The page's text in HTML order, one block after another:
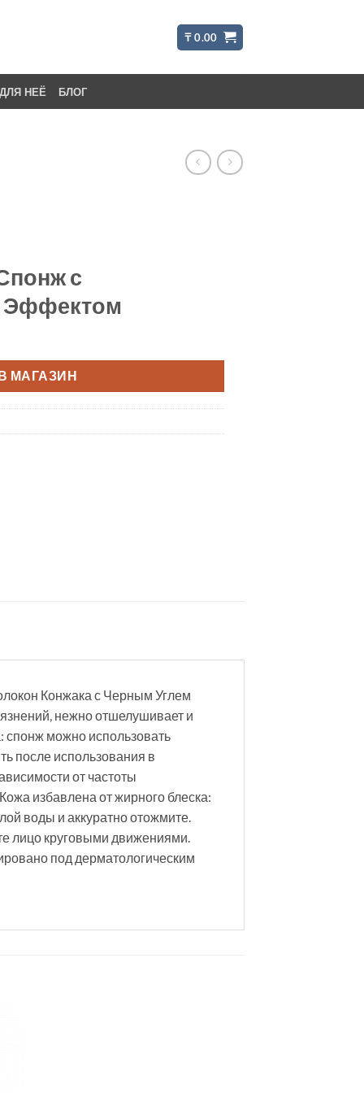
₸0.00
ДЛЯ НЕЁ БЛОГ
с
МАГАЗИН
Конжака с Черным Углем
нежно отшелушивает и
спонж можно использовать
после использования в
от частоты
избавлена от жирного блеска:
воды и аккуратно отожмите.
лицо круговыми движениями.
под дерматологическим